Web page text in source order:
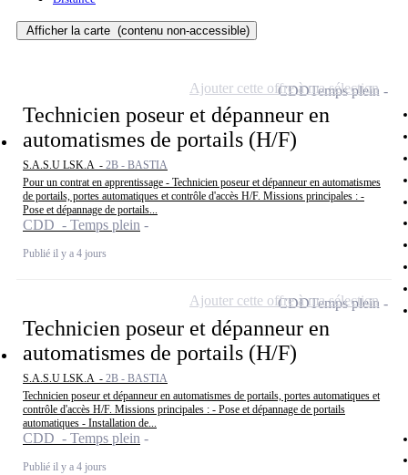
Afficher la carte (contenu non-accessible)
Technicien poseur et dépanneur en
automatismes de portails (H/F)
S.A.S.U LSK.A - 2B - BASTIA
Pour un contrat en apprentissage - Technicien poseur et dépanneur en automatismes
de portails, portes automatiques et contrôle d'accès H/F. Missions principales : -
Pose et dépannage de portails...
CDD - Temps plein
Publié il y a 4 jours
CDDTemps plein
Ajouter cette offre à ma sélection
Technicien poseur et dépanneur en
automatismes de portails (H/F)
S.A.S.U LSK.A - 2B - BASTIA
Technicien poseur et dépanneur en automatismes de portails, portes automatiques et
contrôle d'accès H/F. Missions principales : - Pose et dépannage de portails
automatiques - Installation de...
CDD - Temps plein
Publié il y a 4 jours
CDDTemps plein
Ajouter cette offre à ma sélection